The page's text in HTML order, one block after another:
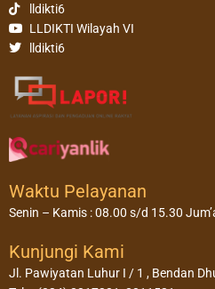
lldikti6
LLDIKTI Wilayah VI
lldikti6
Waktu Pelayanan
Senin – Kamis : 08.00 s/d 15.30
Kunjungi Kami
Jl. Pawiyatan Luhur I / 1 , Bendan